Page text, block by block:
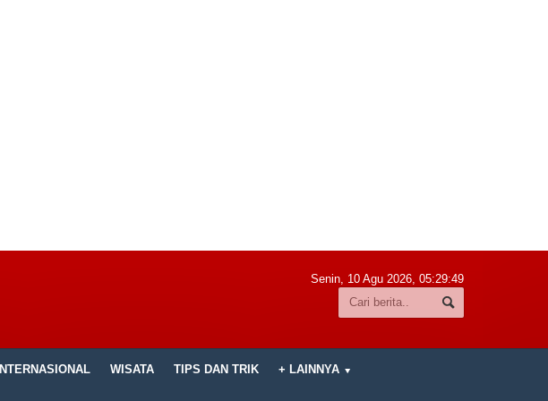
Senin, 10 Agu 2026, 05:29:51
INTERNASIONAL WISATA TIPS DAN TRIK + LAINNYA